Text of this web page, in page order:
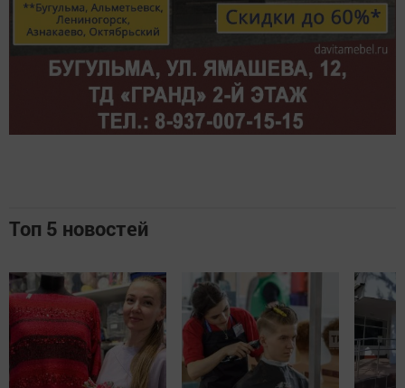
Топ 5 новостей